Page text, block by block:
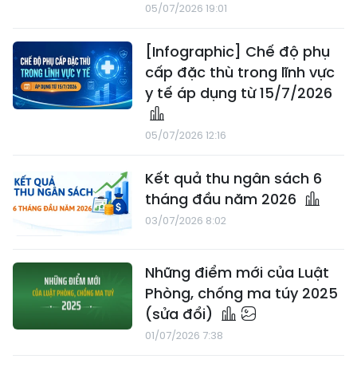
05/07/2026 19:01
[Infographic] Chế độ phụ
cấp đặc thù trong lĩnh vực
y tế áp dụng từ 15/7/2026
05/07/2026 12:16
Kết quả thu ngân sách 6
tháng đầu năm 2026
03/07/2026 8:02
Những điểm mới của Luật
Phòng, chống ma túy 2025
(sửa đổi)
01/07/2026 7:38